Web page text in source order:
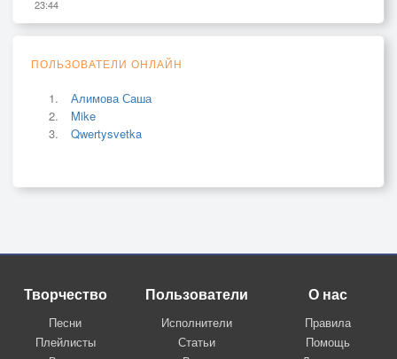
23:44
ПОЛЬЗОВАТЕЛИ ОНЛАЙН
Алимова Саша
Mike
Qwertysvetka
Творчество
Песни
Плейлисты
Пользователи
Исполнители
Статьи
О нас
Правила
Помощь